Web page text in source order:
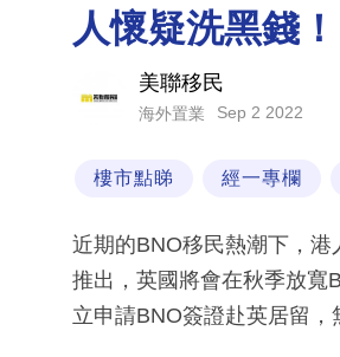
人懷疑洗黑錢！
美聯移民
海外置業 Sep 2 2022
樓市點睇 經一專欄
近期的BNO移民熱潮下，
推出，英國將會在秋季放寬
立申請BNO簽證赴英居留，